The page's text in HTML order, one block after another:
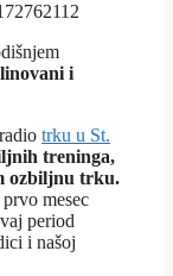
i
trku u St.
treninga,
ozbiljnu trku.
mesec
period
i našoj